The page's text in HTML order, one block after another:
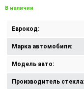
В наличии
Еврокод:
Марка автомобиля:
Модель авто:
Производитель стекла:
КОНТАКТЫ
ПОЛИТИКА